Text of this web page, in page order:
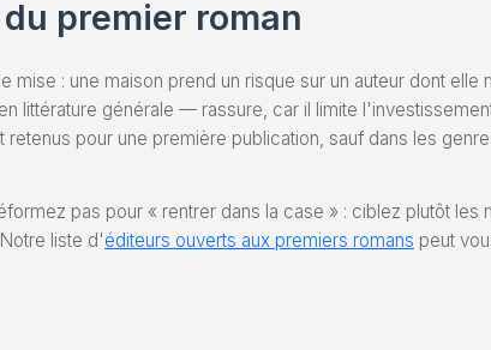
premier roman
mise : une maison prend un risque sur un auteur dont
littérature générale — rassure, car il limite
pour une première publication, sauf dans les
pas pour « rentrer dans la case » : ciblez plutôt
liste d'éditeurs ouverts aux premiers romans peut